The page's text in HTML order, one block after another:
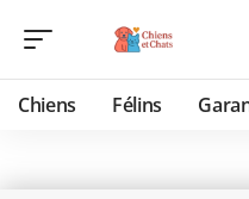
Chiens Félins